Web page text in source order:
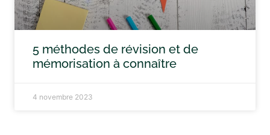
5 méthodes de révision et de
mémorisation à connaître
4 novembre 2023